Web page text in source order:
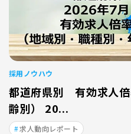
採用ノウハウ
都道府県別 有効求人
齢別） 20...
求人動向レポート